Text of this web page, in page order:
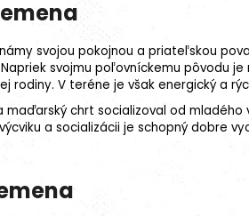
27kg (3x9kg)
svojou pokojnou a priateľskou
svojmu poľovníckemu pôvodu
rodiny. V teréne je však energický a
maďarský chrt socializoval od
a socializácii je schopný dobre